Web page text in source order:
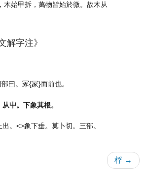
木始甲拆，萬物皆始於微。故木从
解字注》
曰。冢{冡}而前也。
屮。下象其根。
。<>象下垂。莫卜切。三部。
桴 →